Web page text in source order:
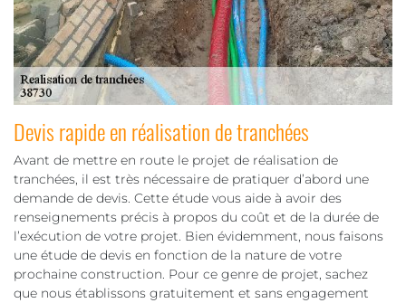
Devis rapide en réalisation de tranchées
Avant de mettre en route le projet de réalisation de
tranchées, il est très nécessaire de pratiquer d’abord une
demande de devis. Cette étude vous aide à avoir des
renseignements précis à propos du coût et de la durée de
l’exécution de votre projet. Bien évidemment, nous faisons
une étude de devis en fonction de la nature de votre
prochaine construction. Pour ce genre de projet, sachez
que nous établissons gratuitement et sans engagement